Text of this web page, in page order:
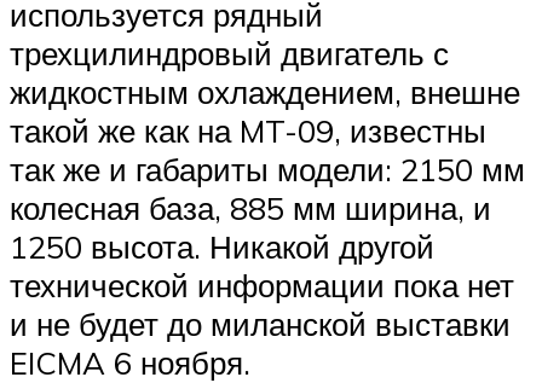
используется рядный
трехцилиндровый двигатель с
жидкостным охлаждением, внешне
такой же как на MT-09, известны
так же и габариты модели: 2150 мм
колесная база, 885 мм ширина, и
1250 высота. Никакой другой
технической информации пока нет
и не будет до миланской выставки
EICMA 6 ноября.